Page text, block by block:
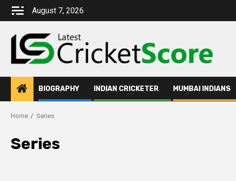
August 7, 2026
BIOGRAPHY INDIAN CRICKETER MUMBAI INDIANS
Home Series
Series